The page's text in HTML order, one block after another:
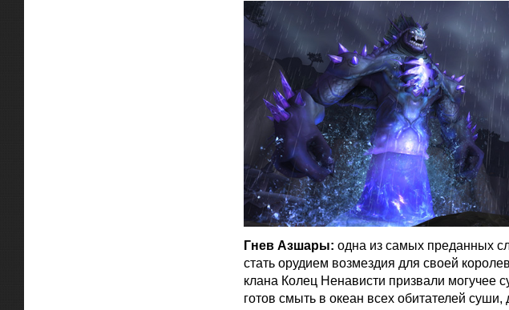
Гнев Азшары: одна из самых преданных
стать орудием возмездия для своей
клана Колец Ненависти призвали могучее
готов смыть в океан всех обитателей